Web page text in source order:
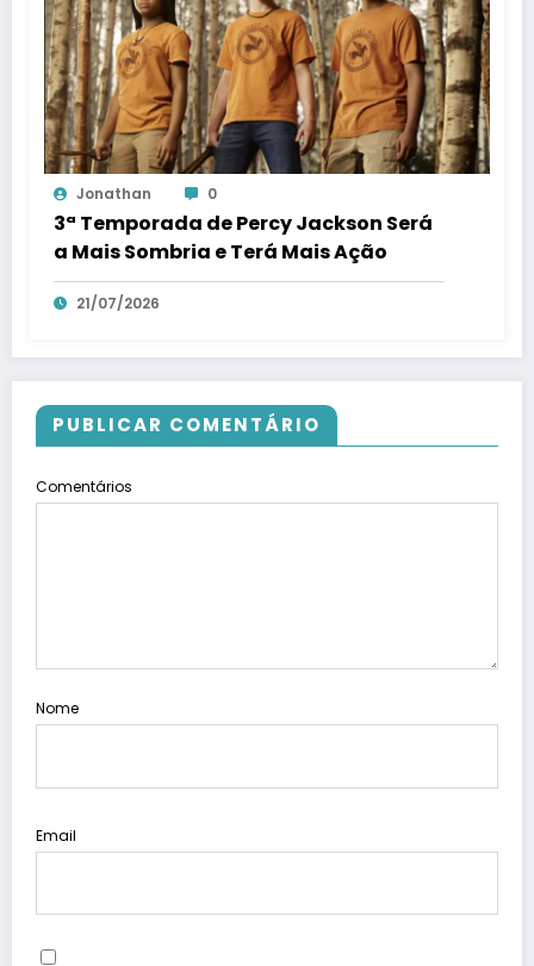
Jonathan 0
3ª Temporada de Percy Jackson Será
a Mais Sombria e Terá Mais Ação
21/07/2026
PUBLICAR COMENTÁRIO
Comentários
Nome
Email